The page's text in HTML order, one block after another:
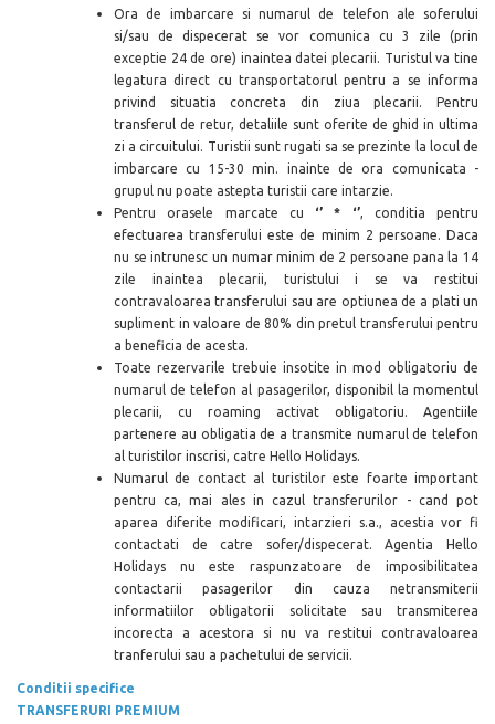
Ora de imbarcare si numarul de telefon ale soferului
si/sau de dispecerat se vor comunica cu 3 zile (prin
exceptie 24 de ore) inaintea datei plecarii. Turistul va tine
legatura direct cu transportatorul pentru a se informa
privind situatia concreta din ziua plecarii. Pentru
transferul de retur, detaliile sunt oferite de ghid in ultima
zi a circuitului. Turistii sunt rugati sa se prezinte la locul de
imbarcare cu 15-30 min. inainte de ora comunicata -
grupul nu poate astepta turistii care intarzie.
Pentru orasele marcate cu ‘’ * ‘’, conditia pentru
efectuarea transferului este de minim 2 persoane. Daca
nu se intrunesc un numar minim de 2 persoane pana la 14
zile inaintea plecarii, turistului i se va restitui
contravaloarea transferului sau are optiunea de a plati un
supliment in valoare de 80% din pretul transferului pentru
a beneficia de acesta.
Toate rezervarile trebuie insotite in mod obligatoriu de
numarul de telefon al pasagerilor, disponibil la momentul
plecarii, cu roaming activat obligatoriu. Agentiile
partenere au obligatia de a transmite numarul de telefon
al turistilor inscrisi, catre Hello Holidays.
Numarul de contact al turistilor este foarte important
pentru ca, mai ales in cazul transferurilor - cand pot
aparea diferite modificari, intarzieri s.a., acestia vor fi
contactati de catre sofer/dispecerat. Agentia Hello
Holidays nu este raspunzatoare de imposibilitatea
contactarii pasagerilor din cauza netransmiterii
informatiilor obligatorii solicitate sau transmiterea
incorecta a acestora si nu va restitui contravaloarea
tranferului sau a pachetului de servicii.
Conditii specifice
TRANSFERURI PREMIUM